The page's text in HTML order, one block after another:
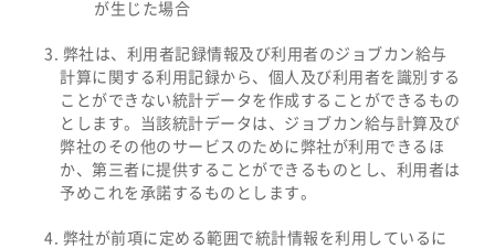
が生じた場合
弊社は、利用者記録情報及び利用者のジョブカン給与
計算に関する利用記録から、個人及び利用者を識別する
ことができない統計データを作成することができるもの
とします。当該統計データは、ジョブカン給与計算及び
弊社のその他のサービスのために弊社が利用できるほ
か、第三者に提供することができるものとし、利用者は
予めこれを承諾するものとします。
弊社が前項に定める範囲で統計情報を利用しているに